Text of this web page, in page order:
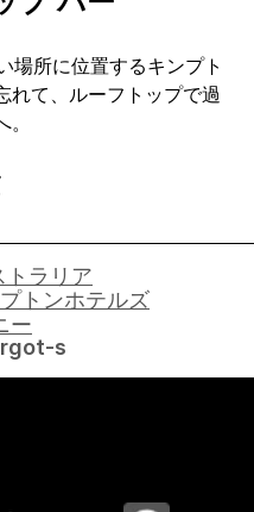
場所に位置するキンプト
れて、ルーフトップで過
トラリア
トンホテルズ
ー
s